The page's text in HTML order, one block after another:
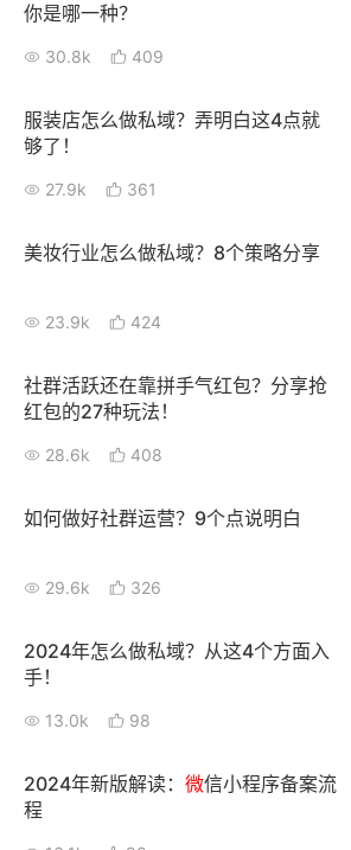
你是哪一种？
30.8k 409
服装店怎么做私域？弄明白这4点就
够了！
27.9k 361
美妆行业怎么做私域？8个策略分享
23.9k 424
社群活跃还在靠拼手气红包？分享抢
红包的27种玩法！
28.6k 408
如何做好社群运营？9个点说明白
29.6k 326
2024年怎么做私域？从这4个方面入
手！
13.0k 98
2024年新版解读： 微信小程序备案流
程